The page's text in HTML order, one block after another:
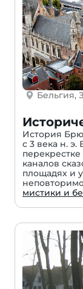
Бельгия,
История
с 3 века н.
каналов
площадях и
мистики и